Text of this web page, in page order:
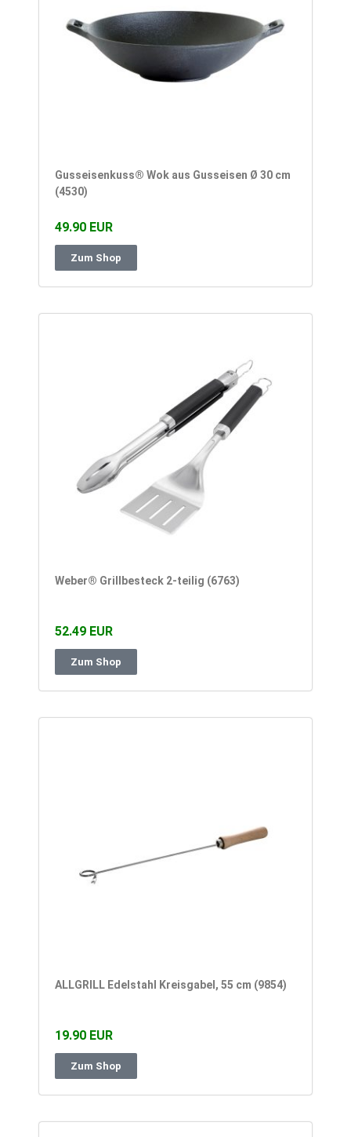
Gusseisenkuss® Wok aus Gusseisen Ø 30 cm
(4530)
49.90 EUR
Zum Shop
Weber® Grillbesteck 2-teilig (6763)
52.49 EUR
Zum Shop
ALLGRILL Edelstahl Kreisgabel, 55 cm (9854)
19.90 EUR
Zum Shop